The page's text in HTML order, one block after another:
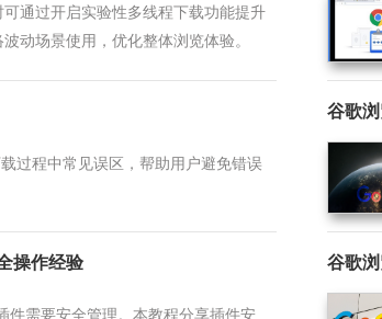
通过开启实验性多线程下载功能提升
动场景使用，优化整体浏览体验。
过程中常见误区，帮助用户避免错误
谷歌
操作经验
需要安全管理。本教程分享插件安
谷歌